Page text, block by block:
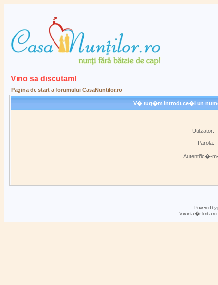
Vino sa discutam!
Pagina de start a forumului CasaNuntilor.ro
V� rug�m introduce�i un
Utilizator:
Parola:
Autentific�-
Powered by
Varianta �n limba